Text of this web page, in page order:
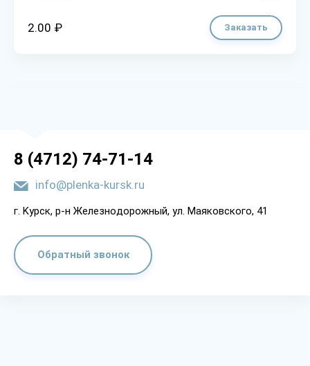
2.00 ₽ Заказать
8 (4712) 74-71-14
info@plenka-kursk.ru
г. Kypcк, p-н Жeлeзнoдopoжный, yл. Мaякoвcкoгo, 41
Обратный звонок